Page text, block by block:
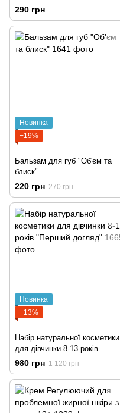
дитячої шкіри
290 грн
Новинка
−19%
Бальзам для губ "Об'єм та
блиск"
220 грн 270 грн
Новинка
−13%
Набір натуральної косметики
для дівчинки 8-13 років
"Перший догляд"
980 грн 1 120 грн